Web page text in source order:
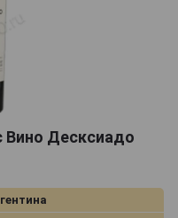
Вино Десксиадо